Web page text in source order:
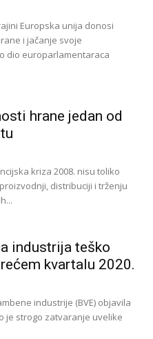
Europska unija donosi
i jačanje svoje
dio europarlamentaraca
hrane jedan od
kriza 2008. nisu toliko
distribuciji i trženju
industrija teško
kvartalu 2020.
industrije (BVE) objavila
je strogo zatvaranje uvelike